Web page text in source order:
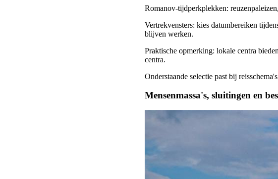
Romanov-tijdperkplekken:
Vertrekvensters: kies datumbereiken
blijven werken.
Praktische opmerking: lokale centra
centra.
Onderstaande selectie past bij
Mensenmassa's, sluitingen en